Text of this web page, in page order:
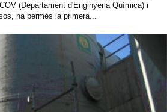
(Departament d'Enginyeria Química) i
ha permès la primera...